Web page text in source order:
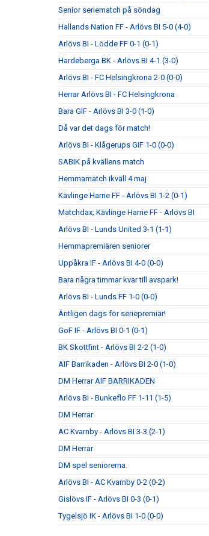
Senior seriematch på söndag
Hallands Nation FF - Arlövs BI 5-0 (4-0)
Arlövs BI - Lödde FF 0-1 (0-1)
Hardeberga BK - Arlövs BI 4-1 (3-0)
Arlövs BI - FC Helsingkrona 2-0 (0-0)
Herrar Arlövs BI - FC Helsingkrona
Bara GIF - Arlövs BI 3-0 (1-0)
Då var det dags för match!
Arlövs BI - Klågerups GIF 1-0 (0-0)
SABIK på kvällens match
Hemmamatch ikväll 4 maj
Kävlinge Harrie FF - Arlövs BI 1-2 (0-1)
Matchdax; Kävlinge Harrie FF - Arlövs BI
Arlövs BI - Lunds United 3-1 (1-1)
Hemmapremiären seniorer
Uppåkra IF - Arlövs BI 4-0 (0-0)
Bara några timmar kvar till avspark!
Arlövs BI - Lunds FF 1-0 (0-0)
Äntligen dags för seriepremiär!
GoF IF - Arlövs BI 0-1 (0-1)
BK Skottfint - Arlövs BI 2-2 (1-0)
AIF Barrikaden - Arlövs BI 2-0 (1-0)
DM Herrar AIF BARRIKADEN
Arlövs BI - Bunkeflo FF 1-11 (1-5)
DM Herrar
AC Kvarnby - Arlövs BI 3-3 (2-1)
DM Herrar
DM spel seniorerna.
Arlövs BI - AC Kvarnby 0-2 (0-2)
Gislövs IF - Arlövs BI 0-3 (0-1)
Tygelsjö IK - Arlövs BI 1-0 (0-0)